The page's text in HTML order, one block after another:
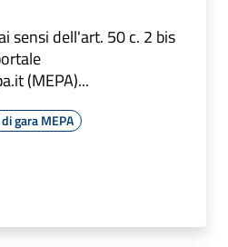
sensi dell'art. 50 c. 2 bis
(MEPA)...
gara MEPA